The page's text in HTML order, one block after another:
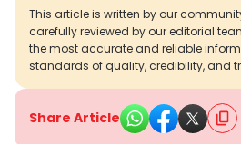
This article is written by our
carefully reviewed by our editorial
the most accurate and reliable
standards of quality, credibility, and
Share Article